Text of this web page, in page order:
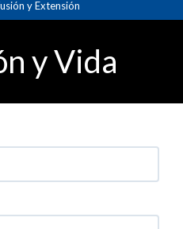
y Extensión
y Vida